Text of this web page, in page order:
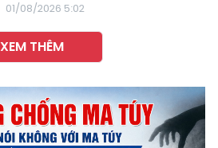
01/08/2026 5:02
XEM THÊM